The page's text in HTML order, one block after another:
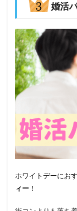
婚活
ホワイトデーにお
ィー ！